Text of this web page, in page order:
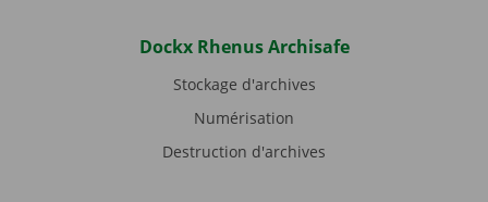
Dockx Rhenus Archisafe
Stockage d'archives
Numérisation
Destruction d'archives